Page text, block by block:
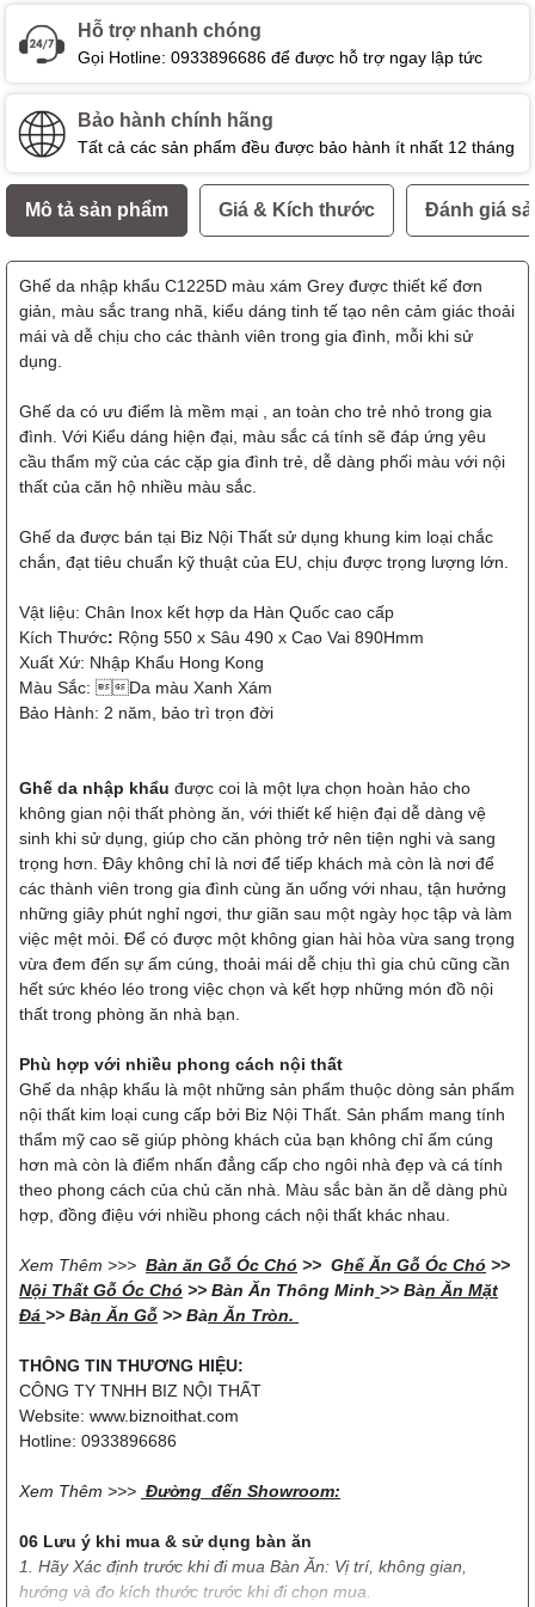
Hỗ trợ nhanh chóng
Gọi Hotline: 0933896686 để được hỗ trợ ngay lập tức
Bảo hành chính hãng
Tất cả các sản phẩm đều được bảo hành ít nhất 12 tháng
Mô tả sản phẩm Giá & Kích thước Đánh giá
Ghế da nhập khẩu C1225D màu xám Grey được thiết kế đơn
giản, màu sắc trang nhã, kiểu dáng tinh tế tạo nên cảm giác thoải
mái và dễ chịu cho các thành viên trong gia đình, mỗi khi sử
dụng.
Ghế da có ưu điểm là mềm mại , an toàn cho trẻ nhỏ trong gia
đình. Với Kiểu dáng hiện đại, màu sắc cá tính sẽ đáp ứng yêu
cầu thẩm mỹ của các cặp gia đình trẻ, dễ dàng phối màu với nội
thất của căn hộ nhiều màu sắc.
Ghế da được bán tại Biz Nội Thất sử dụng khung kim loại chắc
chắn, đạt tiêu chuẩn kỹ thuật của EU, chịu được trọng lượng lớn.
Vật liệu: Chân Inox kết hợp da Hàn Quốc cao cấp
Kích Thước: Rộng 550 x Sâu 490 x Cao Vai 890Hmm
Xuất Xứ: Nhập Khẩu Hong Kong
Màu Sắc: Da màu Xanh Xám
Bảo Hành: 2 năm, bảo trì trọn đời
Ghế da nhập khẩu được coi là một lựa chọn hoàn hảo cho
không gian nội thất phòng ăn, với thiết kế hiện đại dễ dàng vệ
sinh khi sử dụng, giúp cho căn phòng trở nên tiện nghi và sang
trọng hơn. Đây không chỉ là nơi để tiếp khách mà còn là nơi để
các thành viên trong gia đình cùng ăn uống với nhau, tận hưởng
những giây phút nghỉ ngơi, thư giãn sau một ngày học tập và làm
việc mệt mỏi. Để có được một không gian hài hòa vừa sang trọng
vừa đem đến sự ấm cúng, thoải mái dễ chịu thì gia chủ cũng cần
hết sức khéo léo trong việc chọn và kết hợp những món đồ nội
thất trong phòng ăn nhà bạn.
Phù hợp với nhiều phong cách nội thất
Ghế da nhập khẩu là một những sản phẩm thuộc dòng sản phẩm
nội thất kim loại cung cấp bởi Biz Nội Thất. Sản phẩm mang tính
thẩm mỹ cao sẽ giúp phòng khách của bạn không chỉ ấm cúng
hơn mà còn là điểm nhấn đẳng cấp cho ngôi nhà đẹp và cá tính
theo phong cách của chủ căn nhà. Màu sắc bàn ăn dễ dàng phù
hợp, đồng điệu với nhiều phong cách nội thất khác nhau.
Xem Thêm >>> Bàn ăn Gỗ Óc Chó >> Ghế Ăn Gỗ Óc Chó >>
Nội Thất Gỗ Óc Chó >> Bàn Ăn Thông Minh >> Bàn Ăn Mặt
Đá >> Bàn Ăn Gỗ >> Bàn Ăn Tròn.
THÔNG TIN THƯƠNG HIỆU:
CÔNG TY TNHH BIZ NỘI THẤT
Website: www.biznoithat.com
Hotline: 0933896686
Xem Thêm >>> Đường đến Showroom:
06 Lưu ý khi mua & sử dụng bàn ăn
1. Hãy Xác định trước khi đi mua Bàn Ăn: Vị trí, không gian,
hướng và đo kích thước trước khi đi chọn mua.